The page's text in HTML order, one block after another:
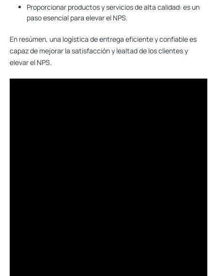
Proporcionar productos y servicios de alta calidad: es un
paso esencial para elevar el NPS.
En resúmen, una logística de entrega eficiente y confiablees
capaz de mejorar la satisfacción y lealtad de los clientes y
elevar el NPS.